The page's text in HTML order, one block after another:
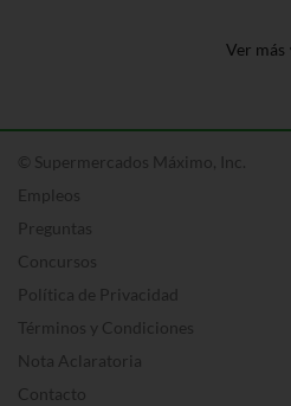
Ver más
© Supermercados Máximo, Inc.
Empleos
Preguntas
Concursos
Política de Privacidad
Términos y Condiciones
Nota Aclaratoria
Contacto